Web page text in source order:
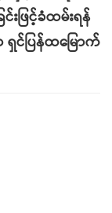
းဖြင့်ခံထမ်းရန်
င်ပြန်ထမြောက်